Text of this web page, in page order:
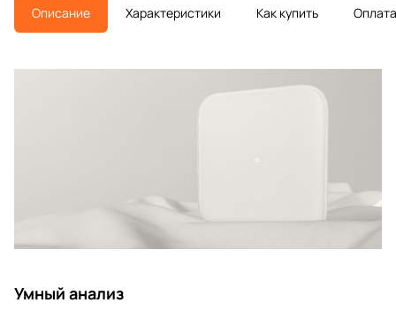
Описание Характеристики Как купить Оплата
Умный анализ